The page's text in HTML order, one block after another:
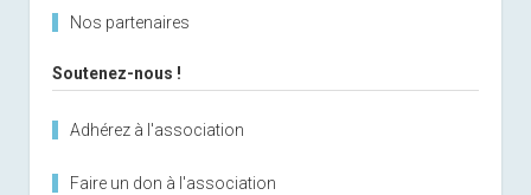
Nos partenaires
Soutenez-nous !
Adhérez à l'association
Faire un don à l'association